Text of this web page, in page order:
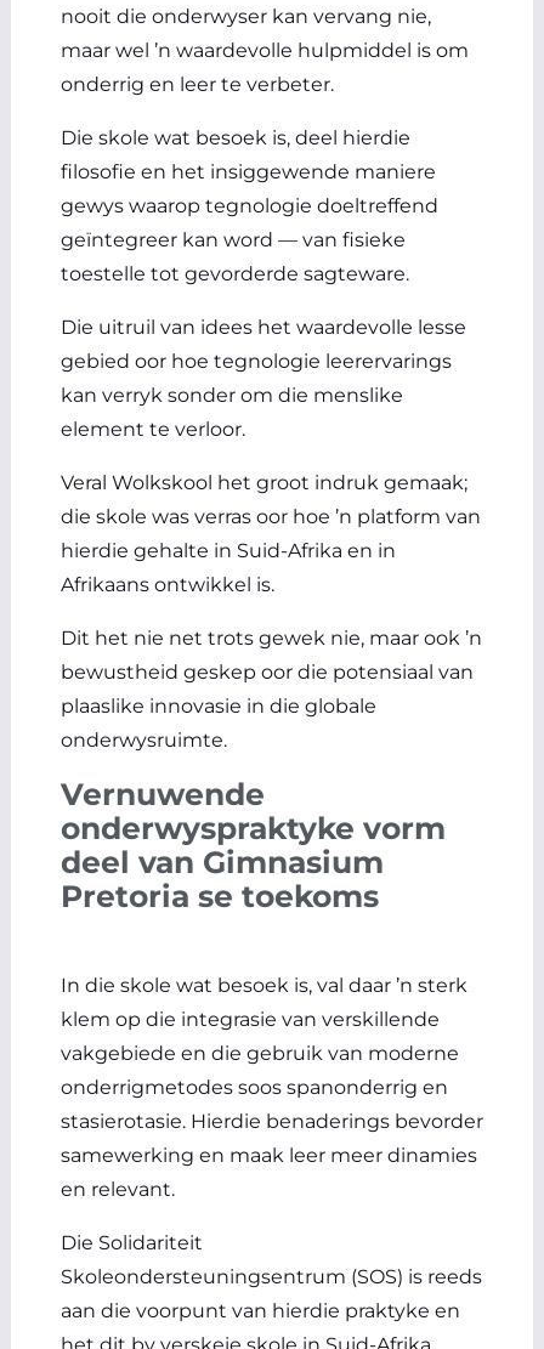
nooit die onderwyser kan vervang nie,
maar wel ’n waardevolle hulpmiddel is om
onderrig en leer te verbeter.
Die skole wat besoek is, deel hierdie
filosofie en het insiggewende maniere
gewys waarop tegnologie doeltreffend
geïntegreer kan word — van fisieke
toestelle tot gevorderde sagteware.
Die uitruil van idees het waardevolle lesse
gebied oor hoe tegnologie leerervarings
kan verryk sonder om die menslike
element te verloor.
Veral Wolkskool het groot indruk gemaak;
die skole was verras oor hoe ’n platform van
hierdie gehalte in Suid-Afrika en in
Afrikaans ontwikkel is.
Dit het nie net trots gewek nie, maar ook ’n
bewustheid geskep oor die potensiaal van
plaaslike innovasie in die globale
onderwysruimte.
Vernuwende
onderwyspraktyke vorm
deel van Gimnasium
Pretoria se toekoms
In die skole wat besoek is, val daar ’n sterk
klem op die integrasie van verskillende
vakgebiede en die gebruik van moderne
onderrigmetodes soos spanonderrig en
stasierotasie. Hierdie benaderings bevorder
samewerking en maak leer meer dinamies
en relevant.
Die Solidariteit
Skoleondersteuningsentrum (SOS) is reeds
aan die voorpunt van hierdie praktyke en